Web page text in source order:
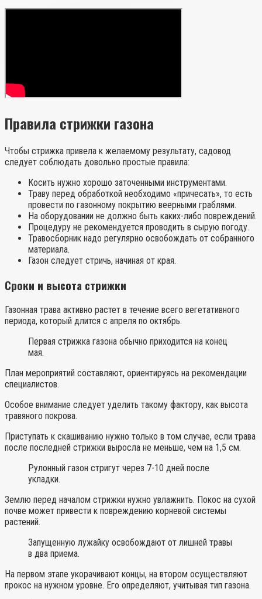
Правила стрижки газона
Чтобы стрижка привела к желаемому результату, садовод
следует соблюдать довольно простые правила:
Косить нужно хорошо заточенными инструментами.
Траву перед обработкой необходимо «причесать», то есть
провести по газонному покрытию веерными граблями.
На оборудовании не должно быть каких-либо повреждений.
Процедуру не рекомендуется проводить в сырую погоду.
Травосборник надо регулярно освобождать от собранного
материала.
Газон следует стричь, начиная от края.
Сроки и высота стрижки
Газонная трава активно растет в течение всего вегетативного
периода, который длится с апреля по октябрь.
Первая стрижка газона обычно приходится на конец
мая.
План мероприятий составляют, ориентируясь на рекомендации
специалистов.
Особое внимание следует уделить такому фактору, как высота
травяного покрова.
Приступать к скашиванию нужно только в том случае, если трава
после последней стрижки выросла не меньше, чем на 1,5 см.
Рулонный газон стригут через 7-10 дней после
укладки.
Землю перед началом стрижки нужно увлажнить. Покос на сухой
почве может привести к повреждению корневой системы
растений.
Запущенную лужайку освобождают от лишней травы
в два приема.
На первом этапе укорачивают концы, на втором осуществляют
прокос на нужном уровне. Его определяют, учитывая тип газона.